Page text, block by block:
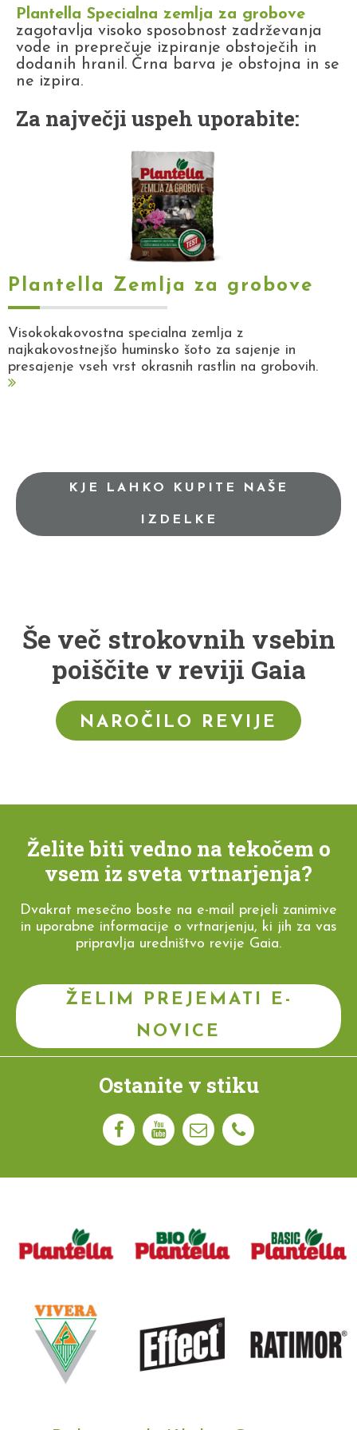
Plantella Specialna zemlja za grobove
zagotavlja visoko sposobnost zadrževanja
vode in preprečuje izpiranje obstoječih in
dodanih hranil. Črna barva je obstojna in se
ne izpira.
Za največji uspeh uporabite:
Plantella Zemlja za grobove
Visokokakovostna specialna zemlja z
najkakovostnejšo huminsko šoto za sajenje in
presajenje vseh vrst okrasnih rastlin na grobovih.
KJE LAHKO KUPITE NAŠE
IZDELKE
Še več strokovnih vsebin
poiščite v reviji Gaia
NAROČILO REVIJE
Želite biti vedno na tekočem o
vsem iz sveta vrtnarjenja?
Dvakrat mesečno boste na e-mail prejeli zanimive
in uporabne informacije o vrtnarjenju, ki jih za vas
pripravlja uredništvo revije Gaia.
ŽELIM PREJEMATI E-
NOVICE
Ostanite v stiku